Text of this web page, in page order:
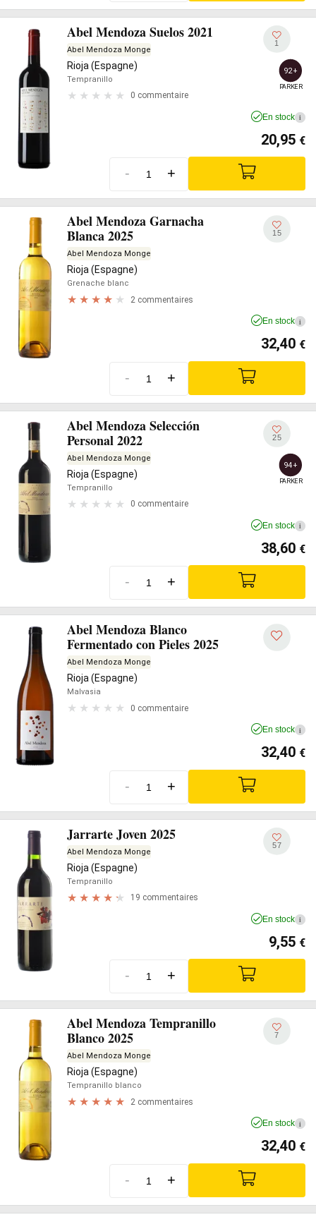
Abel Mendoza Suelos 2021
Abel Mendoza Monge
Rioja (Espagne)
Tempranillo
0 commentaire
1
92+
PARKER
En stock i
20,95 €
- +
Abel Mendoza Garnacha
Blanca 2025
Abel Mendoza Monge
Rioja (Espagne)
Grenache blanc
2 commentaires
15
En stock i
32,40 €
- +
Abel Mendoza Selección
Personal 2022
Abel Mendoza Monge
Rioja (Espagne)
Tempranillo
0 commentaire
25
94+
PARKER
En stock i
38,60 €
- +
Abel Mendoza Blanco
Fermentado con Pieles 2025
Abel Mendoza Monge
Rioja (Espagne)
Malvasia
0 commentaire
En stock i
32,40 €
- +
Jarrarte Joven 2025
Abel Mendoza Monge
Rioja (Espagne)
Tempranillo
19 commentaires
57
En stock i
9,55 €
- +
Abel Mendoza Tempranillo
Blanco 2025
Abel Mendoza Monge
Rioja (Espagne)
Tempranillo blanco
2 commentaires
7
En stock i
32,40 €
- +